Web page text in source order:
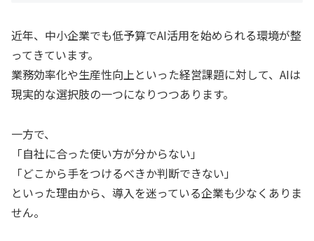
近年、中小企業でも低予算でAI活用を始められる環境が整
ってきています。
業務効率化や生産性向上といった経営課題に対して、AIは
現実的な選択肢の一つになりつつあります。
一方で、
「自社に合った使い方が分からない」
「どこから手をつけるべきか判断できない」
といった理由から、導入を迷っている企業も少なくありま
せん。